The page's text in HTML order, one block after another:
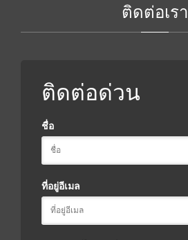
ติดต่อเรา
ติดต่อด่วน
ชื่อ
ที่อยู่อีเมล